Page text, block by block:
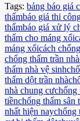
Tags: bảng báo giá
thấmbáo giá thi
thấmbáo giá xử lý
thấm cho máng xối
máng xốicách
chống thấm trần nhà
thấm nhà vệ sinh
thấm dột trần nhà
nhà chung cưchống
tiềnchống thấm sân
nhất hiện naychống